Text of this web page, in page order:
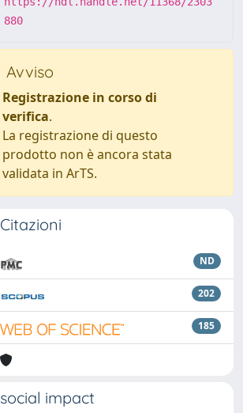
880
Avviso
Registrazione in corso di
verifica.
La registrazione di questo
prodotto non è ancora stata
validata in ArTS.
Citazioni
ND
202
185
social impact